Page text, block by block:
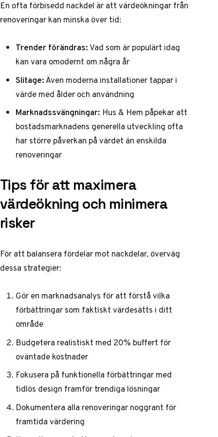
En ofta förbisedd nackdel är att värdeökningar från
renoveringar kan minska över tid:
Trender förändras:Vad som är populärt idag
kan vara omodernt om några år
Slitage:Även moderna installationer tappar i
värde med ålder och användning
Marknadssvängningar: Hus & Hem påpekar att
bostadsmarknadens generella utveckling ofta
har större påverkan på värdet än enskilda
renoveringar
Tips för att maximera
värdeökning och minimera
risker
För att balansera fördelar mot nackdelar, överväg
dessa strategier:
Gör en marknadsanalys för att förstå vilka
förbättringar som faktiskt värdesätts i ditt
område
Budgetera realistiskt med 20% buffert för
oväntade kostnader
Fokusera på funktionella förbättringar med
tidlös design framför trendiga lösningar
Dokumentera alla renoveringar noggrant för
framtida värdering